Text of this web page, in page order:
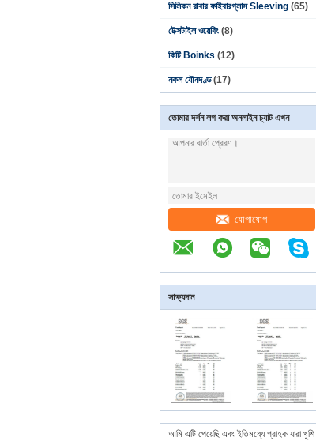
সিলিকন রাবার ফাইবারগ্লাস Sleeving (65)
টেক্সটাইল ওয়েবিং (8)
কিটি Boinks (12)
নকল যৌনদণ্ড (17)
তোমার দর্শন লগ করা অনলাইন চ্যাট এখন
যোগাযোগ
সাক্ষ্যদান
আমি এটি পেয়েছি এবং ইতিমধ্যে গ্রাহক যারা খুশি